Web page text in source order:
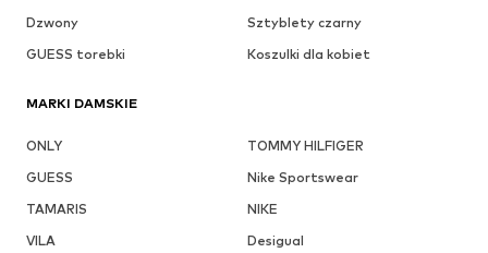
Dzwony
Sztyblety czarny
GUESS torebki
Koszulki dla kobiet
MARKI DAMSKIE
ONLY
TOMMY HILFIGER
GUESS
Nike Sportswear
TAMARIS
NIKE
VILA
Desigual